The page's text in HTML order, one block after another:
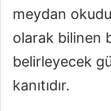
meydan
olarak bilinen
belirleyecek
kanıtıdır.